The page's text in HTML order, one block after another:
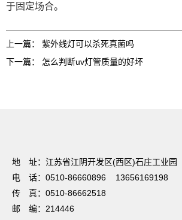
于固定场合。
上一篇： 紫外线灯可以杀死真菌吗
下一篇： 怎么判断uv灯管质量的好坏
地 址：江苏省江阴开发区(西区)石庄工业园
电 话：0510-86660896 13656169198
传 真：0510-86662518
邮 编：214446